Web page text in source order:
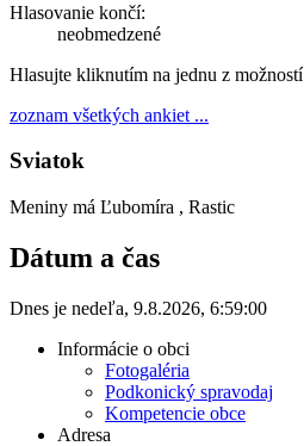
Hlasovanie končí:
neobmedzené
Hlasujte kliknutím na jednu z možností
zoznam všetkých ankiet ...
Sviatok
Meniny má Ľubomíra , Rastic
Dátum a čas
Dnes je nedeľa, 9.8.2026, 6:59:00
Informácie o obci
Fotogaléria
Podkonický spravodaj
Kompetencie obce
Adresa